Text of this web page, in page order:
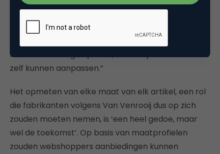
Een centrale database met maten van artikelen
wordt dan direct door fabrikanten gevoed.
hand van hun eigen profiel, dat ze op ieder moment
zelf kunnen aanpassen.”
Het opmeten van elke maat van elk artikel, een rol
die fabrikanten volgens Van Venrooij dus op zich
zouden moeten nemen, is ‘een heel gedoe, maar
wel de toekomst’. Op basis van maatprofielen
zouden webshoppers aanbiedingen kunnen